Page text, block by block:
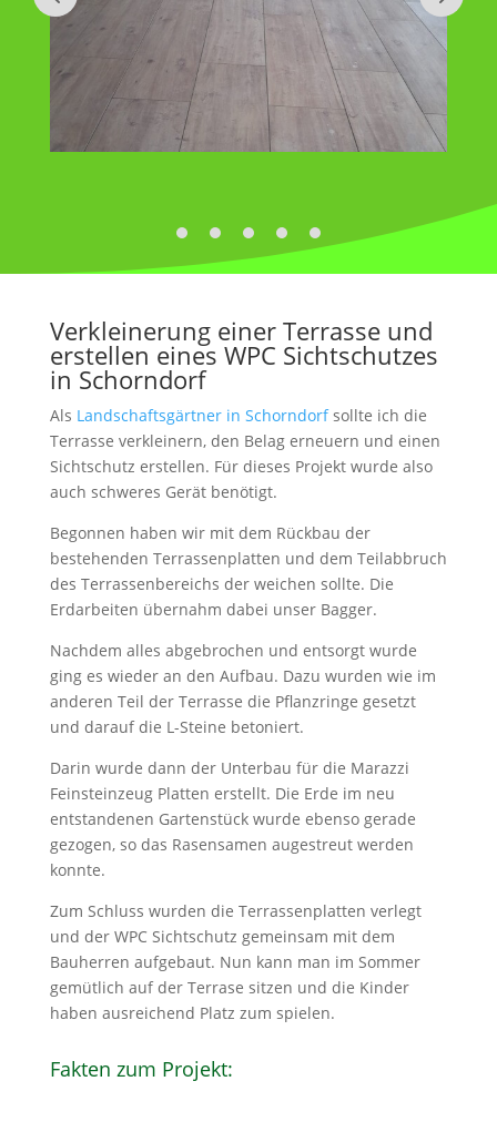
Verkleinerung einer Terrasse und
erstellen eines WPC Sichtschutzes
in Schorndorf
Als Landschaftsgärtner in Schorndorfsollte ich die
Terrasse verkleinern, den Belag erneuern und einen
Sichtschutz erstellen. Für dieses Projekt wurde also
auch schweres Gerät benötigt.
Begonnen haben wir mit dem Rückbau der
bestehenden Terrassenplatten und dem Teilabbruch
des Terrassenbereichs der weichen sollte. Die
Erdarbeiten übernahm dabei unser Bagger.
Nachdem alles abgebrochen und entsorgt wurde
ging es wieder an den Aufbau. Dazu wurden wie im
anderen Teil der Terrasse die Pflanzringe gesetzt
und darauf die L-Steine betoniert.
Darin wurde dann der Unterbau für die Marazzi
Feinsteinzeug Platten erstellt. Die Erde im neu
entstandenen Gartenstück wurde ebenso gerade
gezogen, so das Rasensamen augestreut werden
konnte.
Zum Schluss wurden die Terrassenplatten verlegt
und der WPC Sichtschutz gemeinsam mit dem
Bauherren aufgebaut. Nun kann man im Sommer
gemütlich auf der Terrase sitzen und die Kinder
haben ausreichend Platz zum spielen.
Fakten zum Projekt: